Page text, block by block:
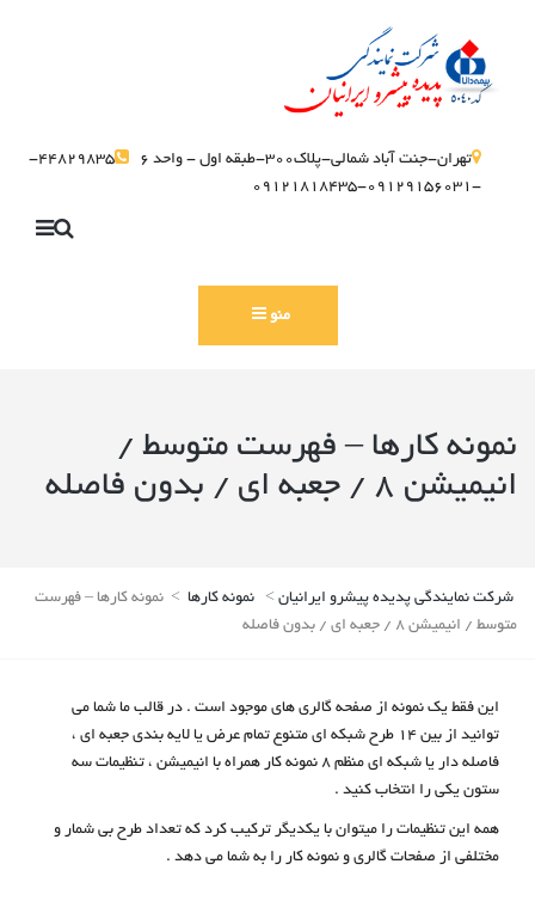
تهران-جنت آباد شمالی-پلاک300-طبقه اول - واحد 6
44829835-
-09129156031-09121818435
منو
نمونه کارها – فهرست متوسط /
انیمیشن 8 / جعبه ای / بدون فاصله
شرکت نمایندگی پدیده پیشرو ایرانیان > نمونه کارها > نمونه کارها – فهرست
متوسط / انیمیشن 8 / جعبه ای / بدون فاصله
این فقط یک نمونه از صفحه گالری های موجود است . در قالب ما شما می
توانید از بین 14 طرح شبکه ای متنوع تمام عرض یا لایه بندی جعبه ای ،
فاصله دار یا شبکه ای منظم 8 نمونه کار همراه با انیمیشن ، تنظیمات سه
ستون یکی را انتخاب کنید .
همه این تنظیمات را میتوان با یکدیگر ترکیب کرد که تعداد طرح بی شمار و
مختلفی از صفحات گالری و نمونه کار را به شما می دهد .